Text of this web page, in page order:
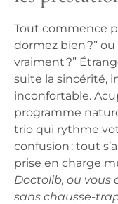
Tout commence
dormez bien ?”
vraiment ?”
suite la sincérité,
inconfortable.
programme
trio qui rythme
confusion : tout
prise en charge
Doctolib, ou vous
sans chausse-